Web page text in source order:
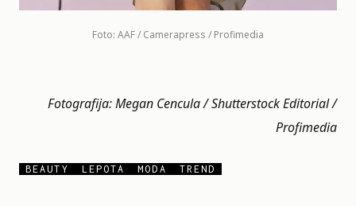
Foto: AAF / Camerapress / Profimedia
Fotografija: Megan Cencula / Shutterstock Editorial /
Profimedia
BEAUTY LEPOTA MODA TREND